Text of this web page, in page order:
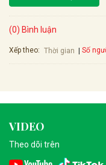
(0) Bình luận
Xếp theo: Thời gian Số
VIDEO
Theo dõi trên